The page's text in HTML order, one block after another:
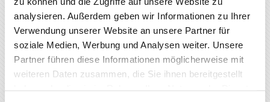
analysieren. Außerdem geben wir Informationen zu Ihrer
Verwendung unserer Website an unsere Partner für
soziale Medien, Werbung und Analysen weiter. Unsere
Partner führen diese Informationen möglicherweise mit
weiteren Daten zusammen, die Sie ihnen bereitgestellt
Risse zum Verschwinden gebracht werden. Wenn
die Schäden keinen Mindestabstand zum
Seitenrand von 10 Zentimetern aufweisen oder
sich im Sichtfeld des Fahrers befinden, muss die
Frontscheibe ausgetauscht werden. Dabei setzen
wir auf hochwertiges Autoglas von